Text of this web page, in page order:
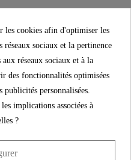
les cookies afin d'optimiser les
sociaux et la pertinence
réseaux sociaux et à la
des fonctionnalités optimisées
publicités personnalisées.
implications associées à
?